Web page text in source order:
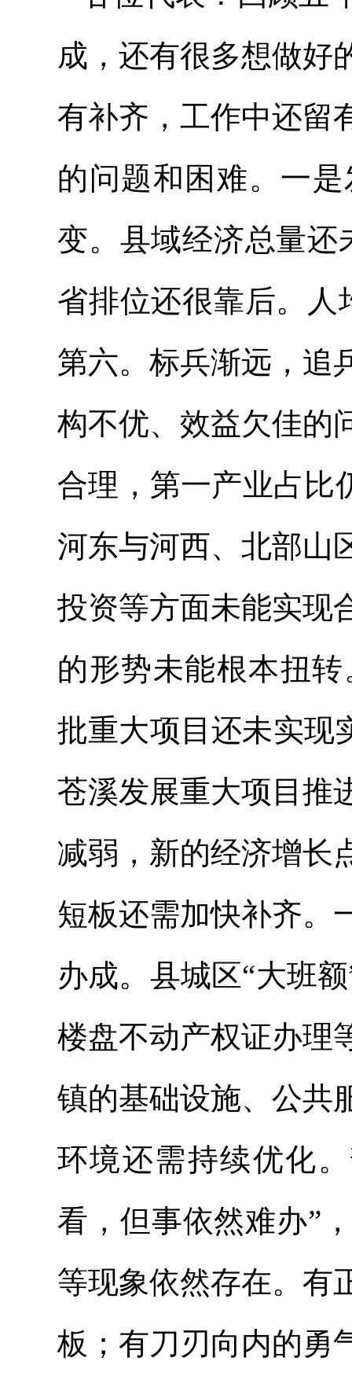
成，还有很多想做好
有补齐，工作中还留
的问题和困难。一
变。县域经济总量还
省排位还很靠后。人
第六。标兵渐远，追
构不优、效益欠佳的
合理，第一产业占比
河东与河西、北部山
投资等方面未能实现
的形势未能根本扭
批重大项目还未实现
苍溪发展重大项目推
减弱，新的经济增长
短板还需加快补齐。
办成。县城区“大班
楼盘不动产权证办理
镇的基础设施、公共
环境还需持续优化
看，但事依然难办”
等现象依然存在。有
板；有刀刃向内的勇